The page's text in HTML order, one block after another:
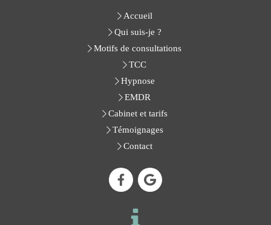
Accueil
Qui suis-je ?
Motifs de consultations
TCC
Hypnose
EMDR
Cabinet et tarifs
Témoignages
Contact